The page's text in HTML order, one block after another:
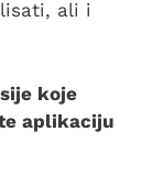
ali i
koje
aplikaciju